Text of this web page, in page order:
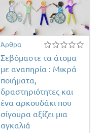
Άρθρα
Σεβόμαστε τα άτομα
με αναπηρία : Μικρά
ποιήματα,
δραστηριότητες και
ένα αρκουδάκι που
σίγουρα αξίζει μια
αγκαλιά